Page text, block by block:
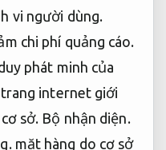
vi người dùng.
chi phí quảng cáo.
phát minh của
internet giới
sở. Bộ nhận diện.
mặt hàng do cơ sở